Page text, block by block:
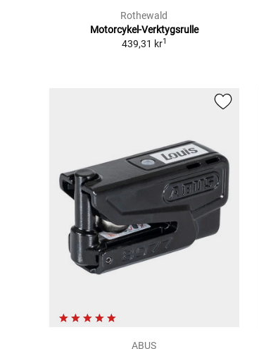
Rothewald
Motorcykel-Verktygsrulle
439,31 kr1
ABUS